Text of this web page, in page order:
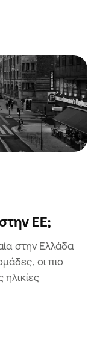
ΕΕ;
στην Ελλάδα
οι πιο
ηλικίες